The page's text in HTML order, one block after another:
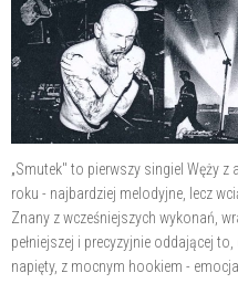
„Smutek" to pierwszy singiel Węży
roku - najbardziej melodyjne, lecz
Znany z wcześniejszych wykonań,
pełniejszej i precyzyjnie oddającej
napięty, z mocnym hookiem -